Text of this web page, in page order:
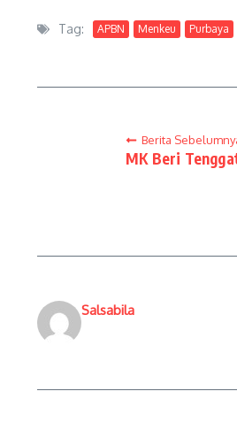
Tag: APBN Menkeu Purbaya
Berita
MK Beri
Salsabila